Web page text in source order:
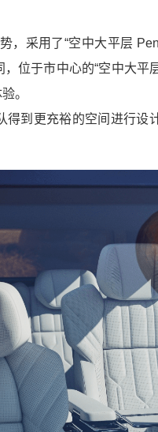
，采用了“空中大平层
位于市中心的“空中大平
。
到更充裕的空间进行设